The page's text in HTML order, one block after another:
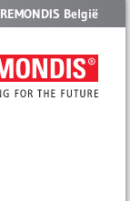
REMONDIS België